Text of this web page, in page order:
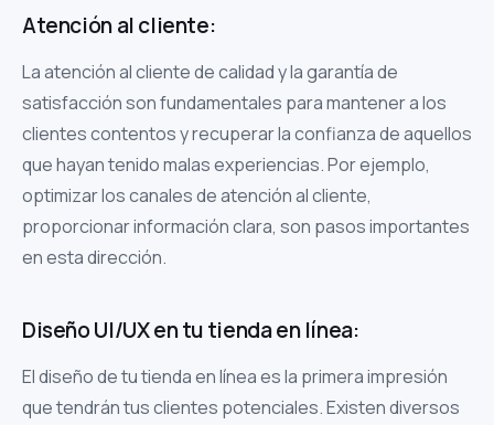
Atención al cliente:
La atención al cliente de calidad y la garantía de
satisfacción son fundamentales para mantener a los
clientes contentos y recuperar la confianza de aquellos
que hayan tenido malas experiencias. Por ejemplo,
optimizar los canales de atención al cliente,
proporcionar información clara, son pasos importantes
en esta dirección.
Diseño UI/UX en tu tienda en línea:
El diseño de tu tienda en línea es la primera impresión
que tendrán tus clientes potenciales. Existen diversos